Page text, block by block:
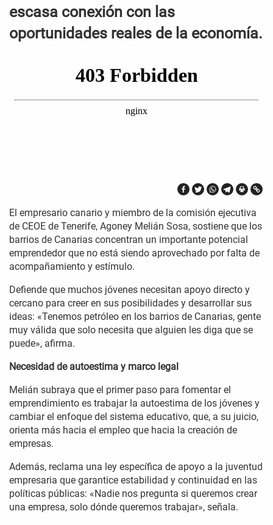
escasa conexión con las
oportunidades reales de la economía.
El empresario canario y miembro de la comisión ejecutiva
de CEOE de Tenerife, Agoney Melián Sosa, sostiene que los
barrios de Canarias concentran un importante potencial
emprendedor que no está siendo aprovechado por falta de
acompañamiento y estímulo.
Defiende que muchos jóvenes necesitan apoyo directo y
cercano para creer en sus posibilidades y desarrollar sus
ideas: «Tenemos petróleo en los barrios de Canarias, gente
muy válida que solo necesita que alguien les diga que se
puede», afirma.
Necesidad de autoestima y marco legal
Melián subraya que el primer paso para fomentar el
emprendimiento es trabajar la autoestima de los jóvenes y
cambiar el enfoque del sistema educativo, que, a su juicio,
orienta más hacia el empleo que hacia la creación de
empresas.
Además, reclama una ley específica de apoyo a la juventud
empresaria que garantice estabilidad y continuidad en las
políticas públicas: «Nadie nos pregunta si queremos crear
una empresa, solo dónde queremos trabajar», señala.